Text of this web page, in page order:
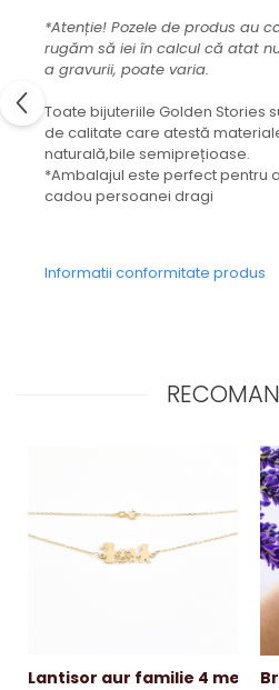
*Atenție! Pozele de produs au
rugăm să iei în calcul că atat
a gravurii, poate varia.
Toate bijuteriile Golden Stories
de calitate care atestă
naturală,bile semiprețioase.
*Ambalajul este perfect pentru
cadou persoanei dragi
Informatii conformitate produs
Lantisor aur familie 4 membri